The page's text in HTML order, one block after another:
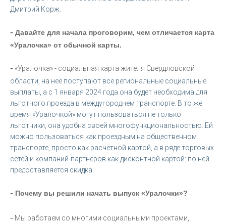
Дмитрий Корж.
- Давайте для начала проговорим, чем отличается карта
«Уралочка» от обычной карты.
- «Уралочка» - социальная карта жителя Свердловской
области, на неё поступают все региональные социальные
выплаты, а с 1 января 2024 года она будет необходима для
льготного проезда в междугороднем транспорте. В то же
время «Уралочкой» могут пользоваться не только
льготники, она удобна своей многофункциональностью. Ей
можно пользоваться как проездным на общественном
транспорте, просто как расчётной картой, а в ряде торговых
сетей и компаний-партнеров как дисконтной картой: по ней
предоставляется скидка.
- Почему вы решили начать выпуск «Уралочки»?
- Мы работаем со многими социальными проектами,